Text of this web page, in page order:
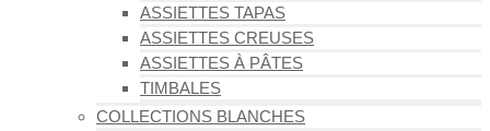
ASSIETTES TAPAS
ASSIETTES CREUSES
ASSIETTES À PÂTES
TIMBALES
COLLECTIONS BLANCHES